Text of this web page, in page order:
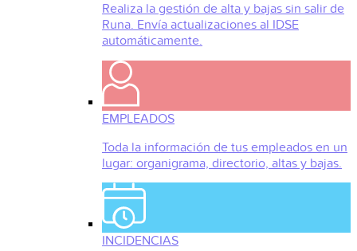
Realiza la gestión de alta y bajas sin salir de
Runa. Envía actualizaciones al IDSE
automáticamente.
EMPLEADOS
Toda la información de tus empleados en un
lugar: organigrama, directorio, altas y bajas.
INCIDENCIAS